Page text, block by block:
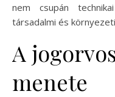
nem csupán
társadalmi és
A
menete